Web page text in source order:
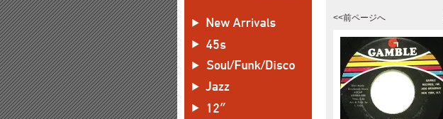
<<前ページへ